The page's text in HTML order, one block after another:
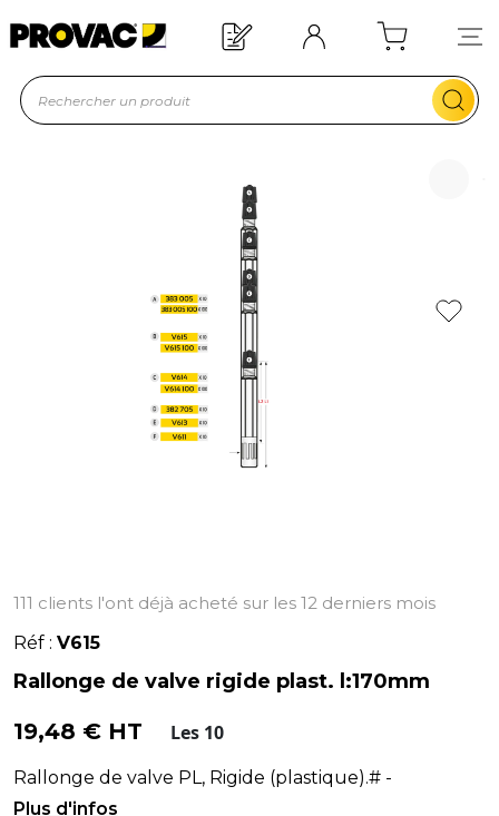
Offre de bienvenue : 20€ offerts !
En savoir plus
111 clients l'ont déjà acheté sur les 12 derniers mois
Réf : V615
Rallonge de valve rigide plast. l:170mm
19,48 € HT Les 10
Rallonge de valve PL, Rigide (plastique).# -
Longueur de la rallonge : L1:170mm, L2:152,5mm.